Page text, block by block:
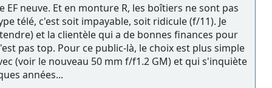
neuve. Et en monture R, les boîtiers ne sont pas
télé, c'est soit impayable, soit ridicule (f/11). Je
et la clientèle qui a de bonnes finances pour
pas top. Pour ce public-là, le choix est plus simple
(voir le nouveau 50 mm f/f1.2 GM) et qui s'inquiète
années...